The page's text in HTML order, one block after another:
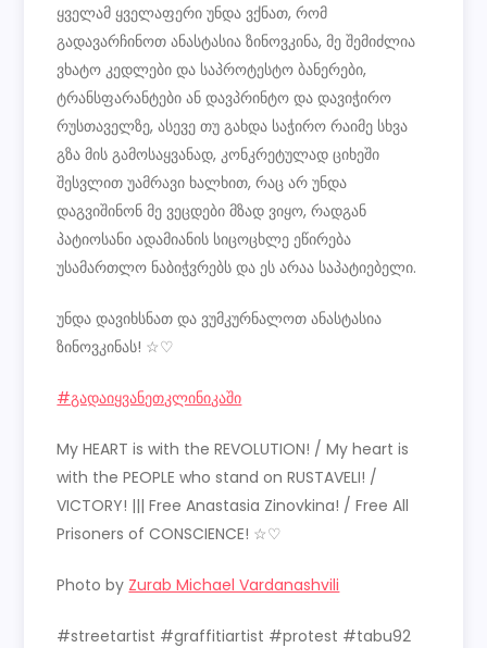
ყველამ ყველაფერი უნდა ვქნათ, რომ
გადავარჩინოთ ანასტასია ზინოვკინა, მე შემიძლია
ვხატო კედლები და საპროტესტო ბანერები,
ტრანსფარანტები ან დავპრინტო და დავიჭირო
რუსთაველზე, ასევე თუ გახდა საჭირო რაიმე სხვა
გზა მის გამოსაყვანად, კონკრეტულად ციხეში
შესვლით უამრავი ხალხით, რაც არ უნდა
დაგვიშინონ მე ვეცდები მზად ვიყო, რადგან
პატიოსანი ადამიანის სიცოცხლე ეწირება
უსამართლო ნაბიჭვრებს და ეს არაა საპატიებელი.
უნდა დავიხსნათ და ვუმკურნალოთ ანასტასია
ზინოვკინას! ☆♡
#გადაიყვანეთკლინიკაში
My HEART is with the REVOLUTION! / My heart is
with the PEOPLE who stand on RUSTAVELI! /
VICTORY! ||| Free Anastasia Zinovkina! / Free All
Prisoners of CONSCIENCE! ☆♡
Photo by Zurab Michael Vardanashvili
#streetartist #graffitiartist #protest #tabu92